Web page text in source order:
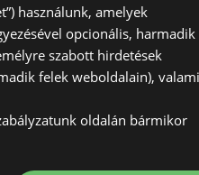
A(z)
A(z)
A(z)
A(z)
használunk, amelyek
opcionális, harmadik
szabott hirdetések
felek weboldalain),
oldalán bármikor